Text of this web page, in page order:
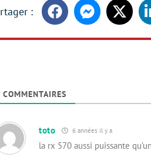
FacebookMessengerTwitter
COMMENTAIRES
toto 6 années il y a
la rx 570 aussi puissante